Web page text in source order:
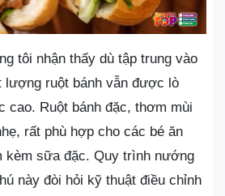
tôi nhận thấy dù tập trung vào
lượng ruột bánh vẫn được lò
cao. Ruột bánh đặc, thơm mùi
rất phù hợp cho các bé ăn
kèm sữa đặc. Quy trình nướng
này đòi hỏi kỹ thuật điều chỉnh